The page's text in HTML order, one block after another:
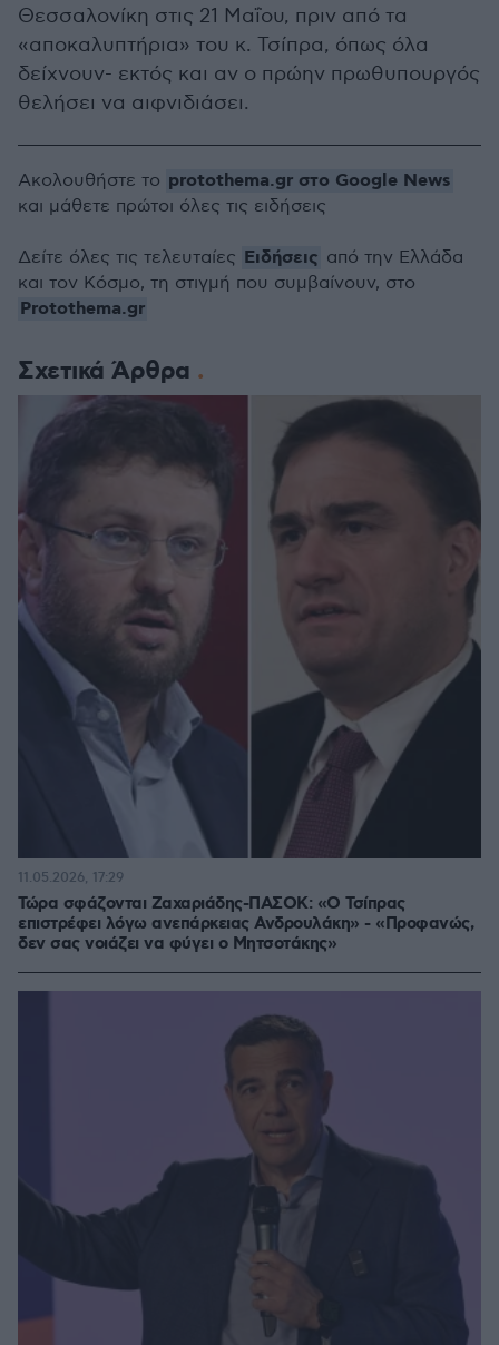
Θεσσαλονίκη στις 21 Μαΐου, πριν από τα
«αποκαλυπτήρια» του κ. Τσίπρα, όπως όλα
δείχνουν- εκτός και αν ο πρώην πρωθυπουργός
θελήσει να αιφνιδιάσει.
Σχετικά Άρθρα
Τώρα σφάζονται Ζαχαριάδης-ΠΑΣΟΚ: «Ο Τσίπρας
επιστρέφει λόγω ανεπάρκειας Ανδρουλάκη» - «Προφανώς,
δεν σας νοιάζει να φύγει ο Μητσοτάκης»
11.05.2026, 17:29
Ακολουθήστε το protothema.gr στο Google News
και μάθετε πρώτοι όλες τις ειδήσεις
Δείτε όλες τις τελευταίες Ειδήσεις από την Ελλάδα
και τον Κόσμο, τη στιγμή που συμβαίνουν, στο
Protothema.gr